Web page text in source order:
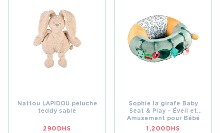
Nattou LAPIDOU peluche
teddy sable
290 DHS
Sophie la girafe Baby
Seat & Play – Éveil et
Amusement pour Bébé
1,200 DHS